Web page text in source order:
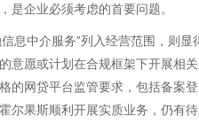
是企业必须考虑的首要问题。
息中介服务”列入经营范围，则显
意愿或计划在合规框架下开展相
的网贷平台监管要求，包括备案登
尔果斯顺利开展实质业务，仍有